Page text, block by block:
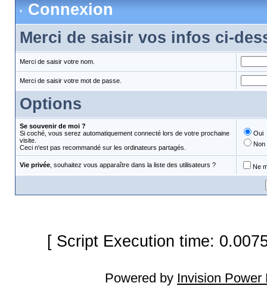
Connexion
Merci de saisir vos infos ci-
Merci de saisir votre nom.
Merci de saisir votre mot de passe.
Options
Se souvenir de moi ?
Si coché, vous serez automatiquement connecté lors de votre prochaine
visite.
Ceci n'est pas recommandé sur les ordinateurs partagés.
Oui
Non
Vie privée, souhaitez vous apparaître dans la liste des utilisateurs ? Ne
[ Script Execution time:
Powered by Invision Power